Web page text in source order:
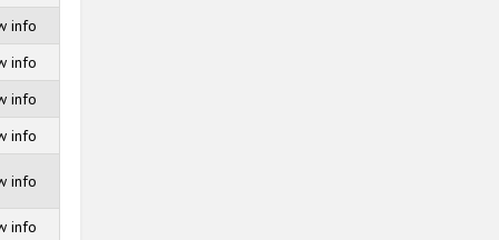
info
info
info
info
info
info